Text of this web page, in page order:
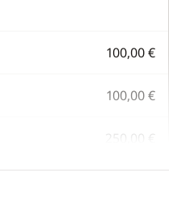
100,00 €
100,00 €
250,00 €